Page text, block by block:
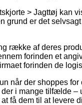
> Jagttøj kan
grund er det
række af deres
forinden et
forinden de
når der shoppes for
i mange tilfælde –
få dem til at levere